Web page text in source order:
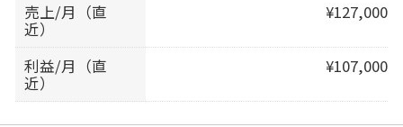
売上/月（直
近）
¥127,000
利益/月（直
近）
¥107,000